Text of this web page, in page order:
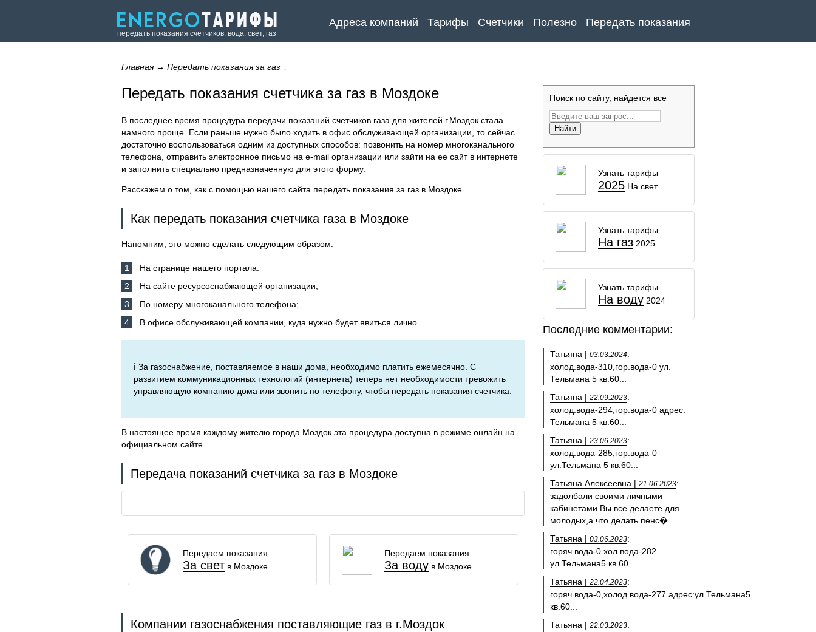
передать показания счетчиков: вода, свет, газ
Адреса компаний Тарифы Счетчики Полезно Передать показания
Главная→ Передать показания за газ ↓
Передать показания счетчика за газ в Моздоке
В последнее время процедура передачи показаний счетчиков газа для жителей г.Моздок стала
намного проще. Если раньше нужно было ходить в офис обслуживающей организации, то сейчас
достаточно воспользоваться одним из доступных способов: позвонить на номер многоканального
телефона, отправить электронное письмо на e-mail организации или зайти на ее сайт в интернете
и заполнить специально предназначенную для этого форму.
Расскажем о том, как с помощью нашего сайта передать показания за газ в Моздоке.
Как передать показания счетчика газа в Моздоке
Напомним, это можно сделать следующим образом:
На странице нашего портала.
На сайте ресурсоснабжающей организации;
По номеру многоканального телефона;
В офисе обслуживающей компании, куда нужно будет явиться лично.
ℹ️ За газоснабжение, поставляемое в наши дома, необходимо платить ежемесячно. С
развитием коммуникационных технологий (интернета) теперь нет необходимости тревожить
управляющую компанию дома или звонить по телефону, чтобы передать показания счетчика.
В настоящее время каждому жителю города Моздок эта процедура доступна в режиме онлайн на
официальном сайте.
Передача показаний счетчика за газ в Моздоке
Передаем показания
За светв Моздоке
Передаем показания
За водув Моздоке
Компании газоснабжения поставляющие газ в г.Моздок
Поиск по сайту, найдется все
Найти
Узнать тарифы
2025 На свет
Узнать тарифы
На газ 2025
Узнать тарифы
На воду 2024
Последние комментарии:
Татьяна | 03.03.2024:
холод.вода-310,гор.вода-0 ул.
Тельмана 5 кв.60...
Татьяна | 22.09.2023:
холод.вода-294,гор.вода-0 адрес:
Тельмана 5 кв.60...
Татьяна | 23.06.2023:
холод.вода-285,гор.вода-0
ул.Тельмана 5 кв.60...
Татьяна Алексеевна | 21.06.2023:
задолбали своими личными
кабинетами.Вы все делаете для
молодых,а что делать пенс�...
Татьяна | 03.06.2023:
горяч.вода-0.хол.вода-282
ул.Тельмана5 кв.60...
Татьяна | 22.04.2023:
горяч.вода-0,холод.вода-277.адрес:ул.Тельмана5
кв.60...
Татьяна | 22.03.2023: